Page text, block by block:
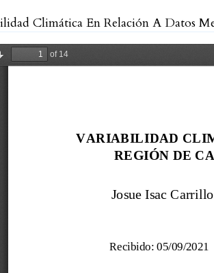
los detalles del artículo
Climática En Relación A Datos